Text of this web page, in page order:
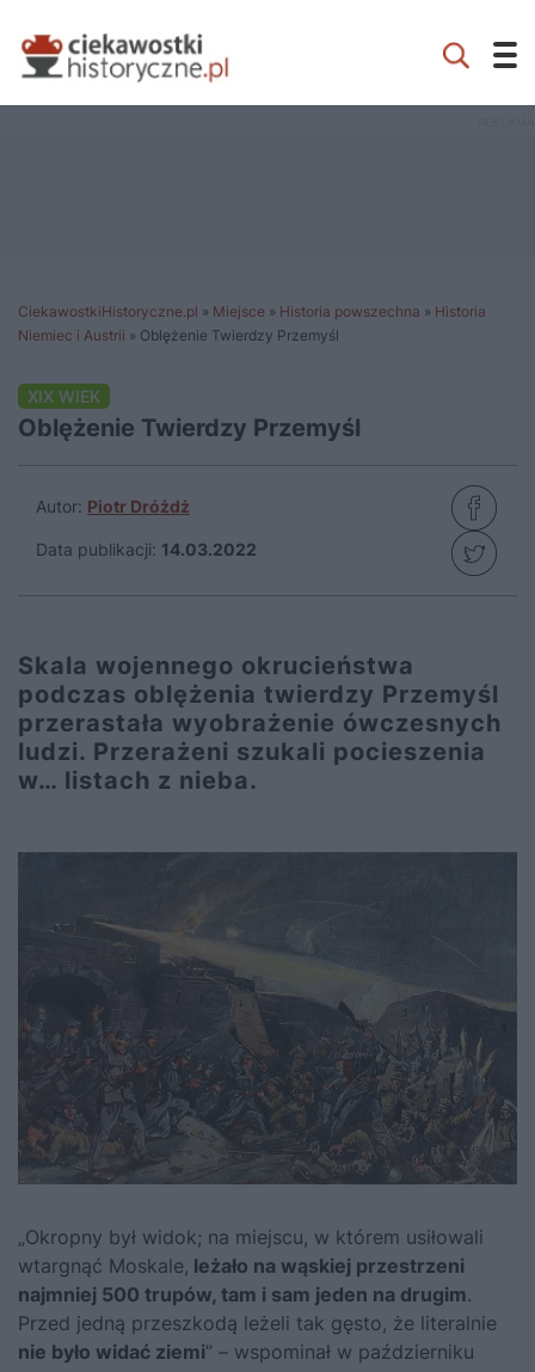
CiekawostkiHistoryczne.pl » Miejsce » Historia powszechna » Historia
Niemiec i Austrii » Oblężenie Twierdzy Przemyśl
XIX WIEK
Oblężenie Twierdzy Przemyśl
Autor: Piotr Dróżdż
Data publikacji: 14.03.2022
Skala wojennego okrucieństwa
podczas oblężenia twierdzy Przemyśl
przerastała wyobrażenie ówczesnych
ludzi. Przerażeni szukali pocieszenia
w… listach z nieba.
„Okropny był widok; na miejscu, w którem usiłowali
wtargnąć Moskale, leżało na wąskiej przestrzeni
najmniej 500 trupów, tam i sam jeden na drugim.
Przed jedną przeszkodą leżeli tak gęsto, że literalnie
nie było widać ziemi” – wspominał w październiku